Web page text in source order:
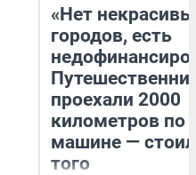
«Нет
городов, есть
проехали 2000
километров по
машине —
того